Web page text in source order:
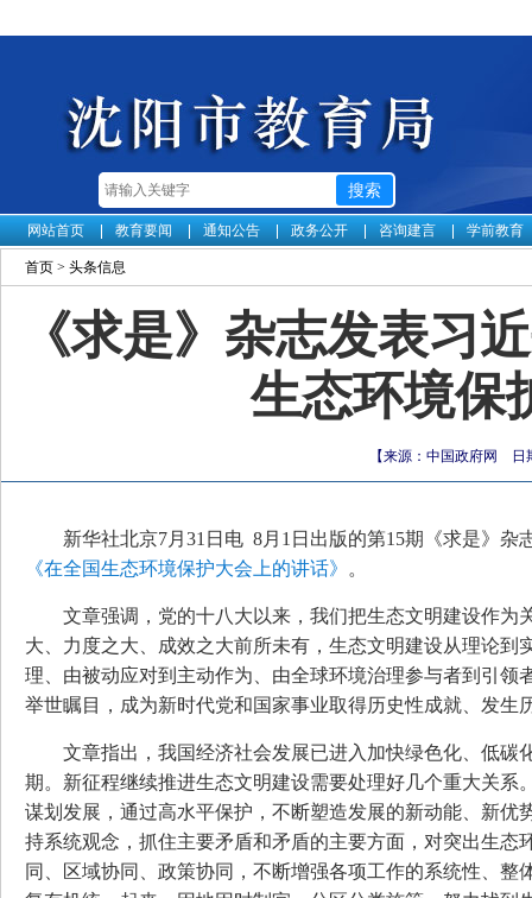
网站首页 教育要闻 通知公告 政务公开 咨询建言 学前教育
首页 > 头条信息
《求是》杂志发表习
生态环境保
【来源：中国政府网
新华社北京7月31日电 8月1日出版的第15期《求是》
《在全国生态环境保护大会上的讲话》
。
文章强调，党的十八大以来，我们把生态文明建设作
大、力度之大、成效之大前所未有，生态文明建设从理论
理、由被动应对到主动作为、由全球环境治理参与者到引
举世瞩目，成为新时代党和国家事业取得历史性成就、发生
文章指出，我国经济社会发展已进入加快绿色化、低
期。新征程继续推进生态文明建设需要处理好几个重大关
谋划发展，通过高水平保护，不断塑造发展的新动能、新
持系统观念，抓住主要矛盾和矛盾的主要方面，对突出生
同、区域协同、政策协同，不断增强各项工作的系统性、